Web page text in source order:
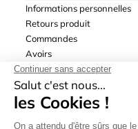
Informations personnelles
Retours produit
Commandes
Avoirs
Adresses
Bons de réduction